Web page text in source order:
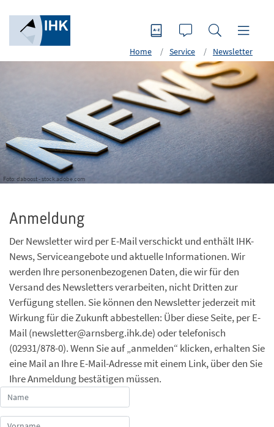
Home Service Newsletter
Foto: daboost - stock.adobe.com
Anmeldung
Der Newsletter wird per E-Mail verschickt und enthält IHK-
News, Serviceangebote und aktuelle Informationen. Wir
werden Ihre personenbezogenen Daten, die wir für den
Versand des Newsletters verarbeiten, nicht Dritten zur
Verfügung stellen. Sie können den Newsletter jederzeit mit
Wirkung für die Zukunft abbestellen: Über diese Seite, per E-
Mail (newsletter@arnsberg.ihk.de) oder telefonisch
(02931/878-0). Wenn Sie auf „anmelden“ klicken, erhalten Sie
eine Mail an Ihre E-Mail-Adresse mit einem Link, über den Sie
Ihre Anmeldung bestätigen müssen.